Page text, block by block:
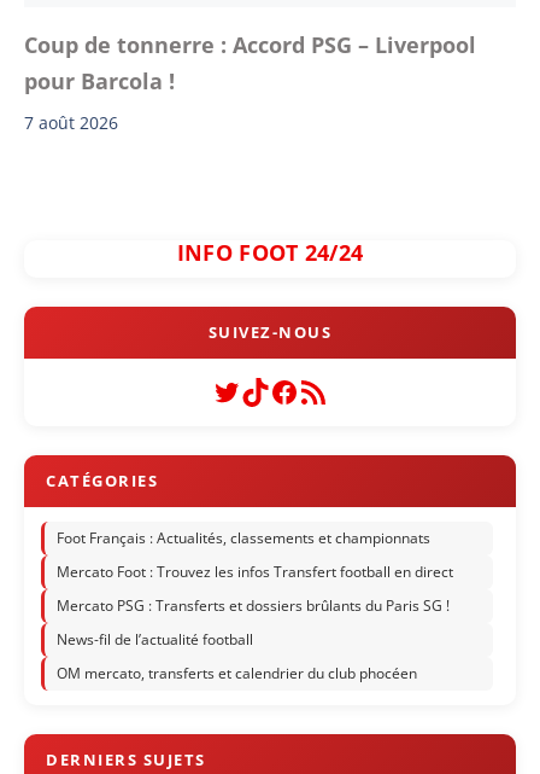
Coup de tonnerre : Accord PSG – Liverpool
pour Barcola !
7 août 2026
INFO FOOT 24/24
Twitter
TikTok
Facebook
Flux RSS
Foot Français : Actualités, classements et championnats
Mercato Foot : Trouvez les infos Transfert football en direct
Mercato PSG : Transferts et dossiers brûlants du Paris SG !
News-fil de l’actualité football
OM mercato, transferts et calendrier du club phocéen